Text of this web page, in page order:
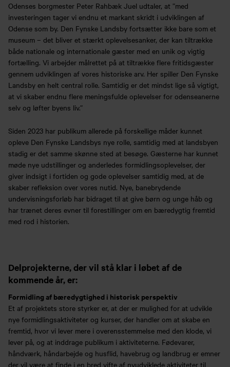
Odenses borgmester Peter Rahbæk Juel udtaler, at ”med
investeringen tager vi endnu et markant skridt i udviklingen af
Odense som by. Den Fynske Landsby fortsætter ikke bare som et
museum – det bliver et stærkt oplevelsesanker, der kan tiltrække
både nationale og internationale gæster med en unik og vigtig
fortælling. Vi arbejder målrettet på at tiltrække flere fritidsgæster
gennem udviklingen af vores historiske arv. Her spiller Den Fynske
Landsby en helt central rolle. Samtidig er det mindst lige så vigtigt,
at vi skaber endnu flere meningsfulde oplevelser for odenseanerne
selv og løfter byens liv.”
Siden 2023 har publikum allerede på forskellige måder kunnet
opleve Den Fynske Landsbys nye rolle, samtidig med at landsbyen
stadig er det samme skønne sted at besøge. Gæsterne har kunnet
møde nye udstillinger og anderledes formidlingsoplevelser, der
giver indsigt i fortiden og gode oplevelser samtidig med, at de
skaber refleksion over vores nutid. Nye, banebrydende
undervisningsforløb har bidraget til at give børn og unge håb og
har trænet deres evner til forestillinger om en bæredygtig fremtid
med rod i historien.
Delprojekterne, der vil stå klar i løbet af de
kommende år, er:
Formidling af bæredygtighed i historisk perspektiv
Et af projektets store styrker er, at der er mulighed for at udvikle
nye formidlingsaktiviteter og kurser, der handler om at skabe en
fremtid, hvor vi lever mere i overensstemmelse med den klode, vi
lever på, og at inddrage publikum i aktiviteterne. Fødevarer,
håndværk, håndarbejde og husflid, havebrug og landbrug er emner
der vil være at finde i en bred vifte af nyudviklede aktiviteter til